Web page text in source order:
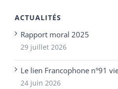
ACTUALITÉS
Rapport moral 2025
29 juillet 2026
Le lien Francophone n°91
24 juin 2026